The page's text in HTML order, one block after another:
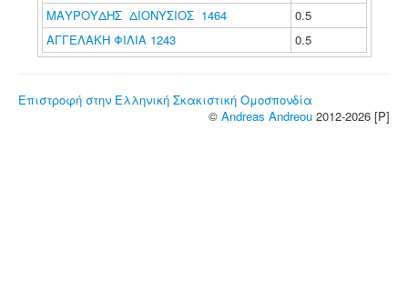
ΜΑΥΡΟΥΔΗΣ ΔΙΟΝΥΣΙΟΣ 1464
0.5
ΑΓΓΕΛΑΚΗ ΦΙΛΙΑ 1243
0.5
Επιστροφή στην Ελληνική Σκακιστική Ομοσπονδία
© Andreas Andreou 2012-2026 [P]